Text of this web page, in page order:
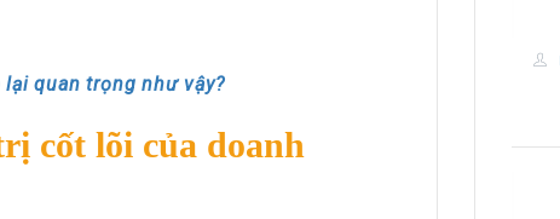
quan trọng như vậy?
cốt lõi của doanh
Phiên Dịch Anh - Trung